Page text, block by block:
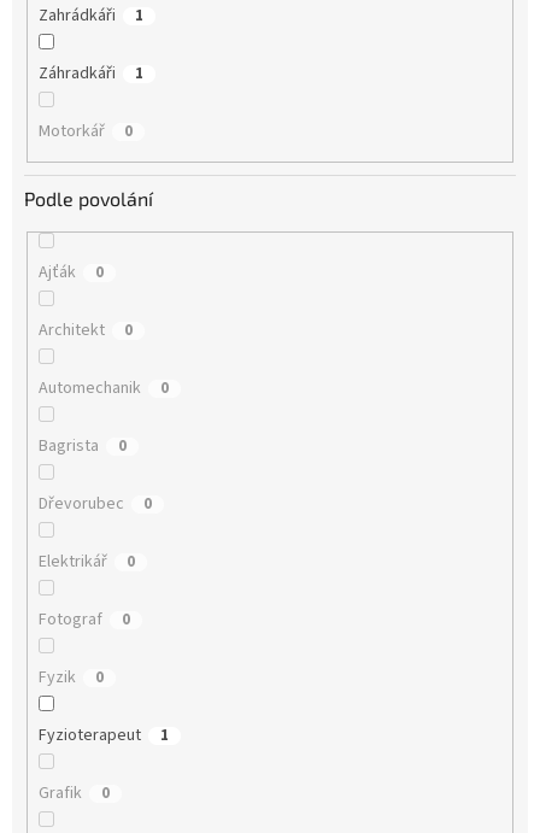
Zahrádkáři 1
Záhradkáři 1
Motorkář 0
Podle povolání
Ajťák 0
Architekt 0
Automechanik 0
Bagrista 0
Dřevorubec 0
Elektrikář 0
Fotograf 0
Fyzik 0
Fyzioterapeut 1
Grafik 0